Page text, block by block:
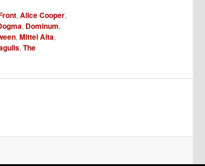
, Alice Cooper,
, Dominum,
, Mittel Alta,
, The